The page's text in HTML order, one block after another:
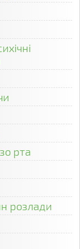
рта
розлади